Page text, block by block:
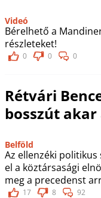
Videó
Bérelhető a
részleteket!
0 0 0
Rétvári
bosszút akar
Belföld
Az ellenzéki
el a köztársasági
meg a precedenst
17 8 92